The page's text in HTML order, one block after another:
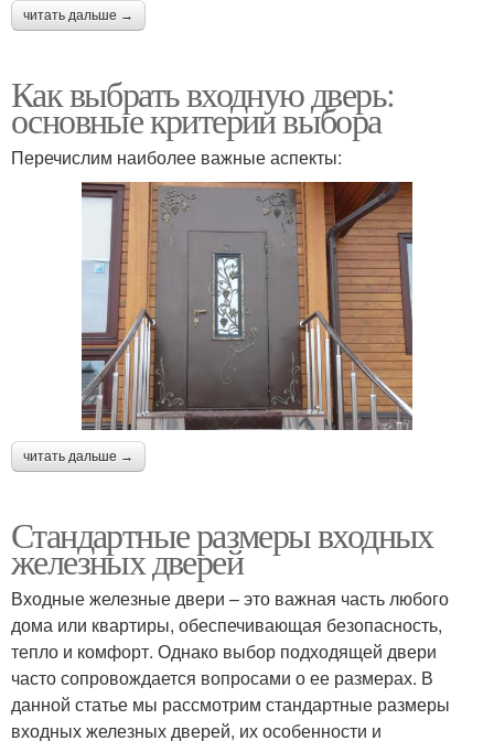
читать дальше →
Как выбрать входную дверь:
основные критерии выбора
Перечислим наиболее важные аспекты:
читать дальше →
Стандартные размеры входных
железных дверей
Входные железные двери – это важная часть любого
дома или квартиры, обеспечивающая безопасность,
тепло и комфорт. Однако выбор подходящей двери
часто сопровождается вопросами о ее размерах. В
данной статье мы рассмотрим стандартные размеры
входных железных дверей, их особенности и